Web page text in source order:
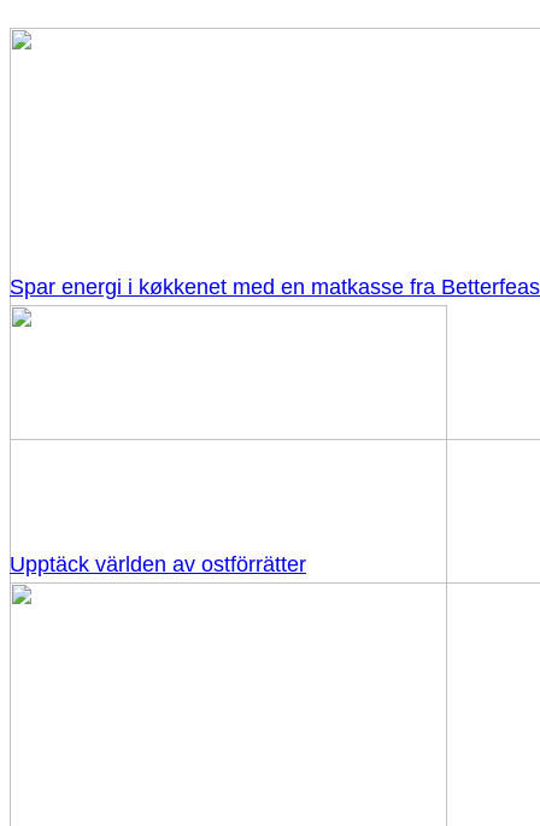
Spar energi i køkkenet med en matkasse fra
Upptäck världen av ostförrätter